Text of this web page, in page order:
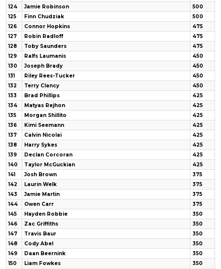
124
Jamie Robinson
500
125
Finn Chudziak
500
126
Connor Hopkins
475
127
Robin Radloff
475
128
Toby Saunders
475
129
Ralfs Laumanis
450
130
Joseph Brady
450
131
Riley Rees-Tucker
450
132
Terry Clancy
450
133
Brad Phillips
425
134
Matyas Rejhon
425
135
Morgan Shillito
425
136
Kimi Seemann
425
137
Calvin Nicolai
425
138
Harry Sykes
425
139
Declan Corcoran
425
140
Taylor McGuckian
425
141
Josh Brown
375
142
Laurin Welk
375
143
Jamie Martin
375
144
Owen Carr
375
145
Hayden Robbie
350
146
Zac Griffiths
350
147
Travis Baur
350
148
Cody Abel
350
149
Daan Beernink
350
150
Liam Fowkes
350